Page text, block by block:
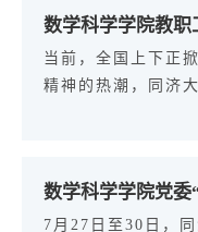
联盟成员单位联合
记、分党校校长史
记、分党校校长曹
当前，全国上下正
精神的热潮，同济
技前沿发展的认识
实践研学活动。先
院（上海同步辐射
7月27日至30日，